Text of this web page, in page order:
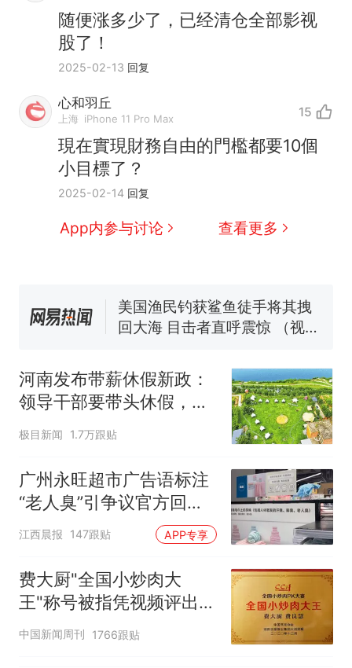
随便涨多少了，已经清仓全部影视
股了！
2025-02-13 回复
心和羽丘
上海 iPhone 11 Pro Max 15
現在實現財務自由的門檻都要10個
小目標了？
2025-02-14 回复
App内参与讨论 查看更多
哥士兵搬起大石块投向移民引
争议，此前一天内数万人从摩
洛哥涌入西班牙
新 费大厨“全国小炒肉大王”称
号，仅凭视频评出？中国烹饪
协会回应
男子上山采菌偶然发现鸡枞菌
窝，原地守1天等它长大：挖了
140多朵
美国一场追捕行动中，一男子
美国渔民钓获鲨鱼徒手将其拽
回大海 目击者直呼震惊 （视频
哥士兵搬起大石块投向移民引
争议，此前一天内数万人从摩
洛哥涌入西班牙
河南发布带薪休假新政：
领导干部要带头休假，推
动全员应休尽休、休满休
假，构建“周五半天+周末
+年假”短途度假模式
极目新闻 1.7万跟贴
广州永旺超市广告语标注
“老人臭”引争议官方回
应：统一上报反馈，门店
江西晨报 147跟贴 APP专享
费大厨"全国小炒肉大
王"称号被指凭视频评出
官方回应
中国新闻周刊 1766跟贴